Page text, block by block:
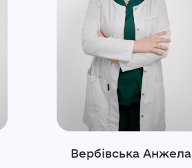
Вербівська Анжела